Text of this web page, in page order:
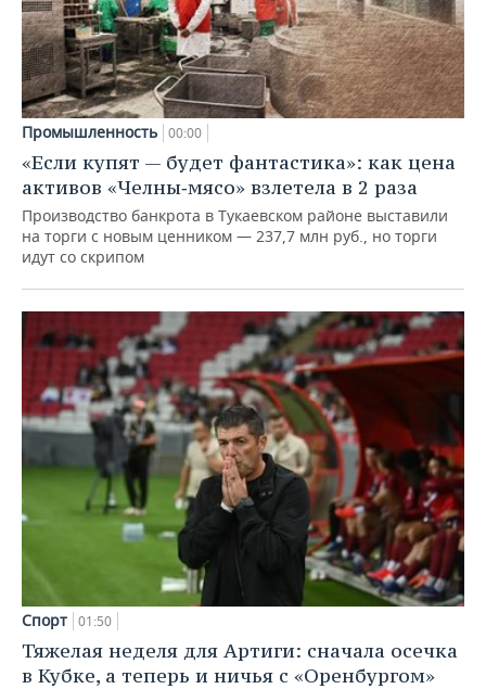
Промышленность 00:00
«Если купят — будет фантастика»: как цена
активов «Челны‑мясо» взлетела в 2 раза
Производство банкрота в Тукаевском районе выставили
на торги с новым ценником — 237,7 млн руб., но торги
идут со скрипом
Спорт 01:50
Тяжелая неделя для Артиги: сначала осечка
в Кубке, а теперь и ничья с «Оренбургом»